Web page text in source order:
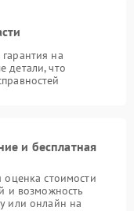
на
детали, что
и бесплатная
оценка стоимости
и возможность
или онлайн на